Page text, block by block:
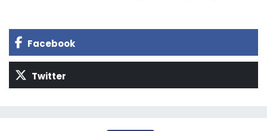
Facebook
Twitter